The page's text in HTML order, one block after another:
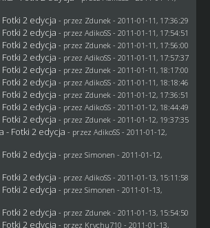
Fotki 2 edycja - przez Zdunek - 2011-01-11, 17:36:29
Fotki 2 edycja - przez AdikoSS - 2011-01-11, 17:54:51
Fotki 2 edycja - przez Zdunek - 2011-01-11, 17:56:00
Fotki 2 edycja - przez AdikoSS - 2011-01-11, 17:57:37
Fotki 2 edycja - przez Zdunek - 2011-01-11, 18:17:00
Fotki 2 edycja - przez AdikoSS - 2011-01-11, 18:18:46
Fotki 2 edycja - przez Zdunek - 2011-01-12, 17:36:51
Fotki 2 edycja - przez AdikoSS - 2011-01-12, 18:44:49
Fotki 2 edycja - przez Zdunek - 2011-01-12, 19:37:35
- Fotki 2 edycja - przez AdikoSS - 2011-01-12,
Fotki 2 edycja - przez Simonen - 2011-01-12,
Fotki 2 edycja - przez AdikoSS - 2011-01-13, 15:11:58
Fotki 2 edycja - przez Simonen - 2011-01-13,
Fotki 2 edycja - przez Zdunek - 2011-01-13, 15:54:50
Fotki 2 edycja - przez Krychu710 - 2011-01-13,